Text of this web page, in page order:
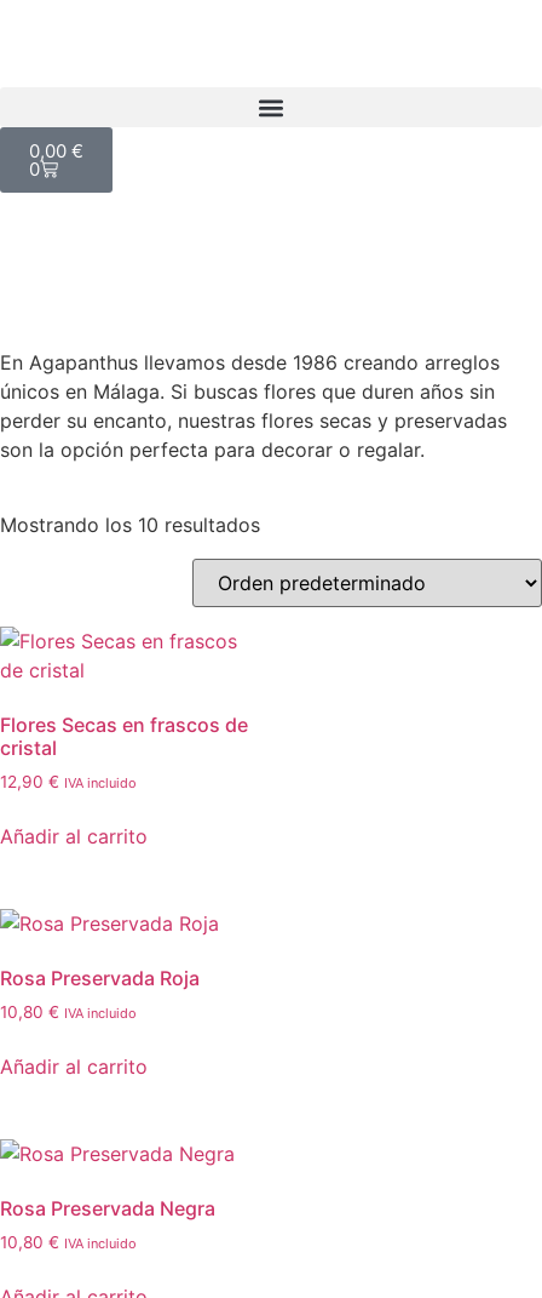
0,00 €
0
En Agapanthus llevamos desde 1986 creando arreglos
únicos en Málaga. Si buscas flores que duren años sin
perder su encanto, nuestras flores secas y preservadas
son la opción perfecta para decorar o regalar.
Mostrando los 10 resultados
Flores Secas en frascos de
cristal
12,90 € IVA incluido
Añadir al carrito
Rosa Preservada Roja
10,80 € IVA incluido
Añadir al carrito
Rosa Preservada Negra
10,80 € IVA incluido